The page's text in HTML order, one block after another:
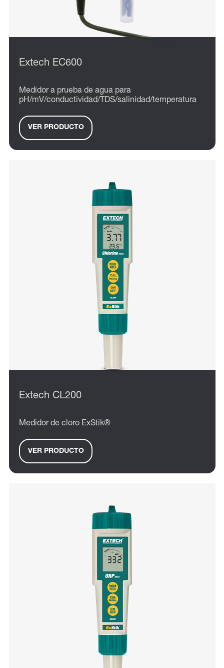
Extech EC600
Medidor a prueba de agua para
pH/mV/conductividad/TDS/salinidad/temperatura
VER PRODUCTO
Extech CL200
Medidor de cloro ExStik®
VER PRODUCTO